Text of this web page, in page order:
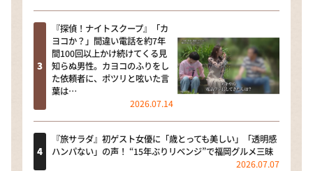
『探偵！ナイトスクープ』「カ
ヨコか？」間違い電話を約7年
間100回以上かけ続けてくる見
知らぬ男性。カヨコのふりをし
た依頼者に、ポツリと呟いた言
葉は…
2026.07.14
『旅サラダ』初ゲスト女優に「歳とっても美しい」「透明感
ハンパない」の声！ “15年ぶりリベンジ”で福岡グルメ三昧
2026.07.07